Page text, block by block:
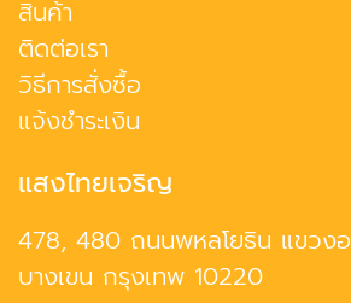
สินค้า
ติดต่อเรา
วิธีการสั่งซื้อ
แจ้งชำระเงิน
แสงไทยเจริญ
478, 480 ถนนพหลโยธิน แขวงอ
บางเขน กรุงเทพ 10220